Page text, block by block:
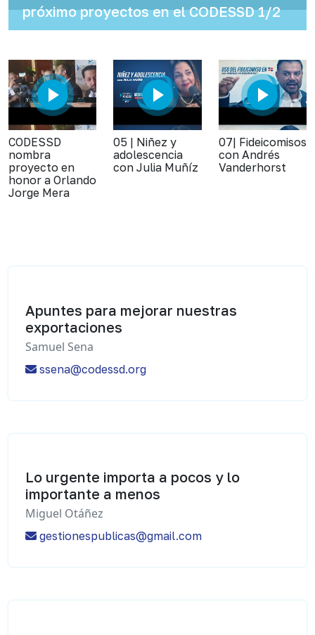
próximo proyectos en el CODESSD 1/2
CODESSD
nombra
proyecto en
honor a Orlando
Jorge Mera
05 | Niñez y
adolescencia
con Julia Muñíz
07| Fideicomisos
con Andrés
Vanderhorst
Apuntes para mejorar nuestras
exportaciones
Samuel Sena
ssena@codessd.org
Lo urgente importa a pocos y lo
importante a menos
Miguel Otáñez
gestionespublicas@gmail.com